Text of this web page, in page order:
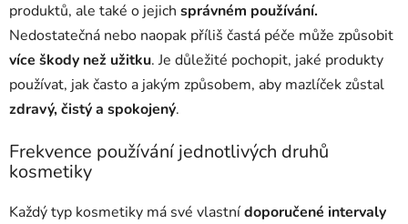
produktů, ale také o jejich správném používání.
Nedostatečná nebo naopak příliš častá péče může způsobit
více škody než užitku. Je důležité pochopit, jaké produkty
používat, jak často a jakým způsobem, aby mazlíček zůstal
zdravý, čistý a spokojený.
Frekvence používání jednotlivých druhů
kosmetiky
Každý typ kosmetiky má své vlastnídoporučené intervaly